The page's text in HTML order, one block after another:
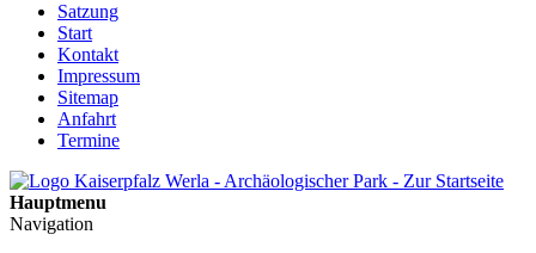
Satzung
Start
Kontakt
Impressum
Sitemap
Anfahrt
Termine
Hauptmenu
Navigation